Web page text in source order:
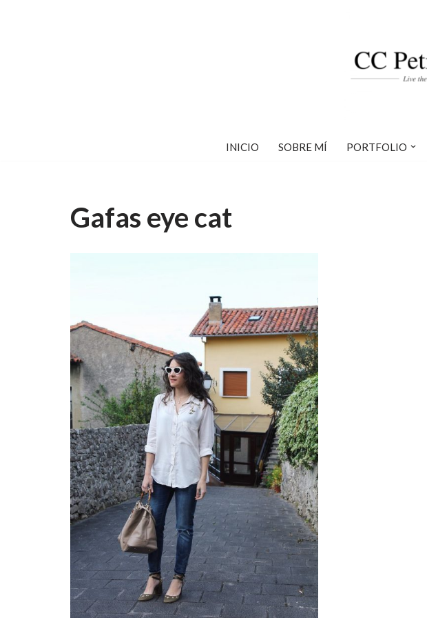
INICIO SOBRE MÍ PORTFOLIO
Gafas eye cat